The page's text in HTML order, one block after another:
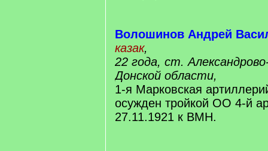
Волошинов Андрей
казак,
22 года, ст.
Донской области,
1-я Марковская
осужден тройкой ОО 4-й
27.11.1921 к ВМН.